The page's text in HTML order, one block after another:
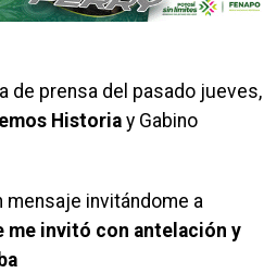
de prensa del pasado jueves,
Historiay Gabino
mensaje invitándome a
me invitó con antelación y